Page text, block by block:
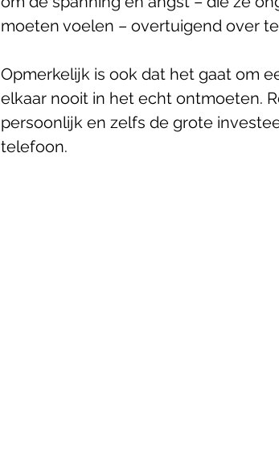
moeten voelen – overtuigend over
Opmerkelijk is ook dat het gaat om
elkaar nooit in het echt ontmoeten.
persoonlijk en zelfs de grote
telefoon.